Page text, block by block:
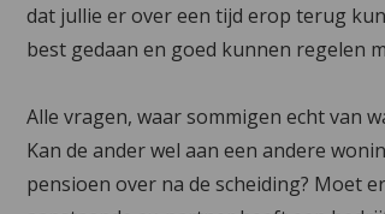
dat jullie er over een tijd erop terug
best gedaan en goed kunnen regelen
Alle vragen, waar sommigen echt van
Kan de ander wel aan een andere
pensioen over na de scheiding? Moet